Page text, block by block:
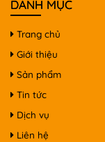
DANH MỤC
Trang chủ
Giới thiệu
Sản phẩm
Tin tức
Dịch vụ
Liên hệ